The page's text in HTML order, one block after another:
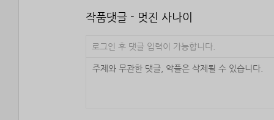
작품댓글 - 멋진 사나이
로그인 후 댓글 입력이 가능합니다.